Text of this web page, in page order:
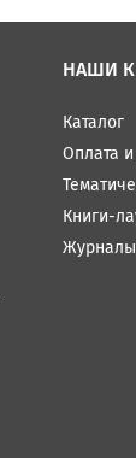
НАШИ
Каталог
Оплата и
Книги-
Журналы